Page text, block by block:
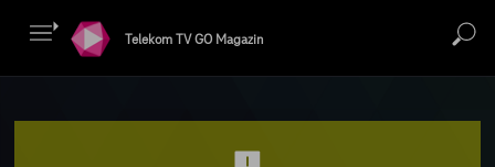
Telekom TV GO Magazin